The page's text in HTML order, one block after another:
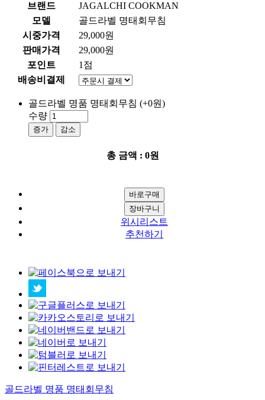
브랜드
JAGALCHI COOKMAN
모델
골드라벨 명태회무침
시중가격
29,000원
판매가격
29,000원
포인트
1점
배송비결제
골드라벨 명품 명태회무침 (+0원)
수량
증가 감소
총 금액 : 0원
위시리스트
추천하기
골드라벨 명품 명태회무침